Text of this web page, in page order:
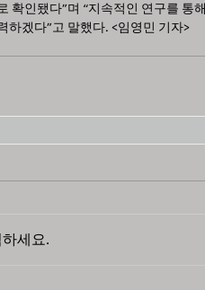
확인됐다”며 “지속적인 연구를 통
하겠다”고 말했다. <임영민 기자>
세요.